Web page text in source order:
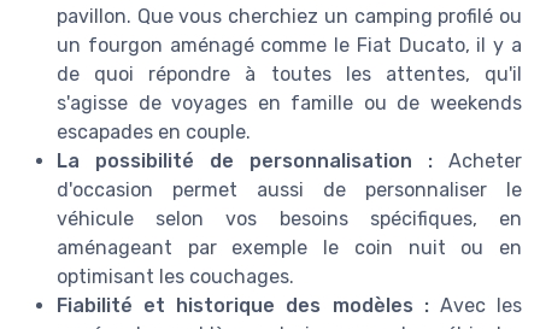
pavillon. Que vous cherchiez un camping profilé ou
un fourgon aménagé comme le Fiat Ducato, il y a
de quoi répondre à toutes les attentes, qu'il
s'agisse de voyages en famille ou de weekends
escapades en couple.
La possibilité de personnalisation : Acheter
d'occasion permet aussi de personnaliser le
véhicule selon vos besoins spécifiques, en
aménageant par exemple le coin nuit ou en
optimisant les couchages.
Fiabilité et historique des modèles :Avec les